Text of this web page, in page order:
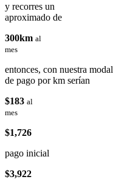
y recorres un
aproximado de
300km al
mes
entonces, con nuestra
de pago por km serían
$183 al
mes
$1,726
pago inicial
$3,922